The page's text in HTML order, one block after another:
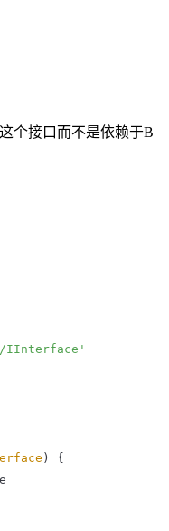
个接口而不是依赖于B
) {